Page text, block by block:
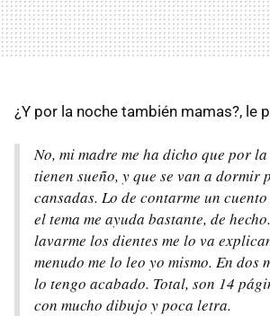
¿Y por la noche también mamas?, le
No, mi madre me ha dicho que por
tienen sueño, y que se van a dormir
cansadas. Lo de contarme un
el tema me ayuda bastante, de
lavarme los dientes me lo va
menudo me lo leo yo mismo. En dos
lo tengo acabado. Total, son 14
con mucho dibujo y poca letra.